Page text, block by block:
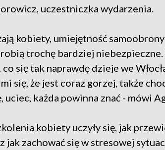
uczestniczka wydarzenia.
kobiety, umiejętność
robią trochę bardziej
się tak naprawdę dzieje we
się, że jest coraz gorzej, także
uciec, każda powinna znać - mówi
kobiety uczyły się, jak
jak zachować się w stresowej